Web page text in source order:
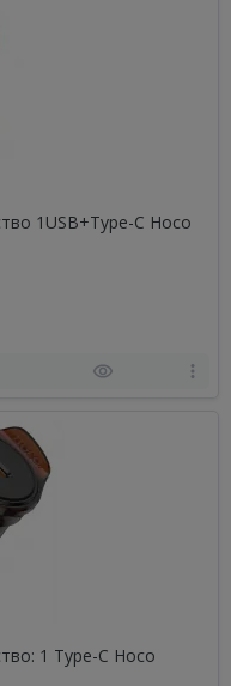
1USB+Type-C Hoco
1 Type-C Hoco